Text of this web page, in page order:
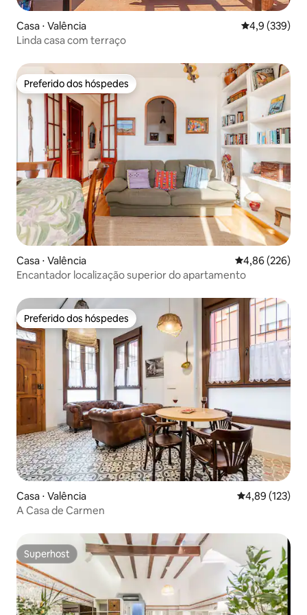
Casa ⋅ Valência 4,9 de uma
4,9 (339)
Linda casa com terraço
Preferido dos hóspedes
Preferido dos hóspedes
Casa ⋅ Valência 4,86 de uma
4,86 (226)
Encantador localização superior do apartamento
Preferido dos hóspedes
Preferido dos hóspedes
Casa ⋅ Valência 4,89 de uma
4,89 (123)
A Casa de Carmen
Superhost
Superhost